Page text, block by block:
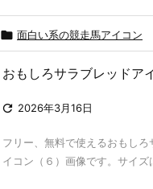
 面白い系の競走馬アイコン
おもしろサラブレッドア
 2026年3月16日
フリー、無料で使えるおもしろ
イコン（６）画像です。サイ